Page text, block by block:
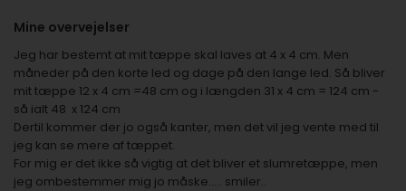
Mine overvejelser
Jeg har bestemt at mit tæppe skal laves at 4 x 4 cm. Men
måneder på den korte led og dage på den lange led. Så bliver
mit tæppe 12 x 4 cm =48 cm og i længden 31 x 4 cm = 124 cm -
så ialt 48 x 124 cm
Dertil kommer der jo også kanter, men det vil jeg vente med til
jeg kan se mere af tæppet.
For mig er det ikke så vigtig at det bliver et slumretæppe, men
jeg ombestemmer mig jo måske..... smiler..